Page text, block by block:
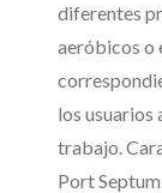
diferentes
aeróbicos o
los usuarios
trabajo.
Port